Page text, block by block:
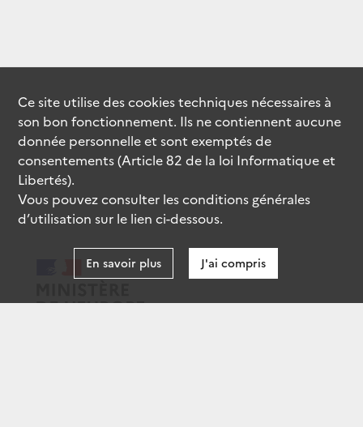
Ce site utilise descookiestechniques nécessaires à
son bon fonctionnement. Ils ne contiennent aucune
donnée personnelle et sont exemptés de
consentements (Article 82 de la loi Informatique et
Libertés).
Vous pouvez consulter les conditions générales
d’utilisation sur le lien ci-dessous.
En savoir plus J'ai compris